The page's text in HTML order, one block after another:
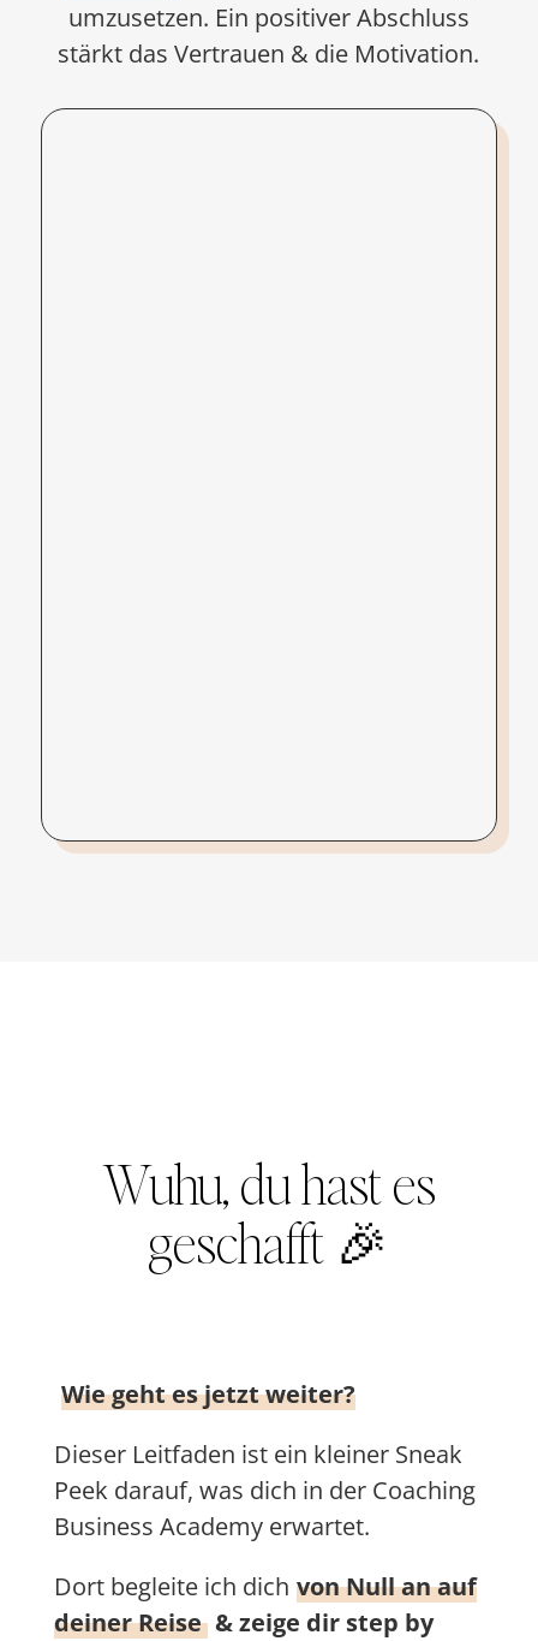
umzusetzen. Ein positiver Abschluss
stärkt das Vertrauen & die Motivation.
Wuhu, du hast es
geschafft 🎉
Wie geht es jetzt weiter?
Dieser Leitfaden ist ein kleiner Sneak
Peek darauf, was dich in der Coaching
Business Academy erwartet.
Dort begleite ich dich von Null an auf
deiner Reise & zeige dir step by